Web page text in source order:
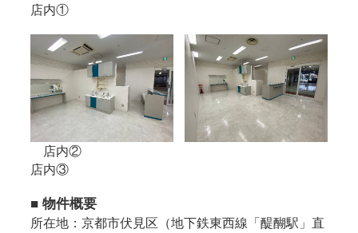
店内①
店内②
店内③
■ 物件概要
所在地：京都市伏見区（地下鉄東西線「醍醐駅」直